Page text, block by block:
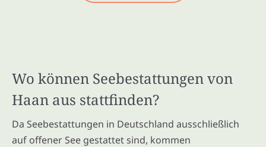
Wo können Seebestattungen von
Haan aus stattfinden?
Da Seebestattungen in Deutschland ausschließlich
auf offener See gestattet sind, kommen